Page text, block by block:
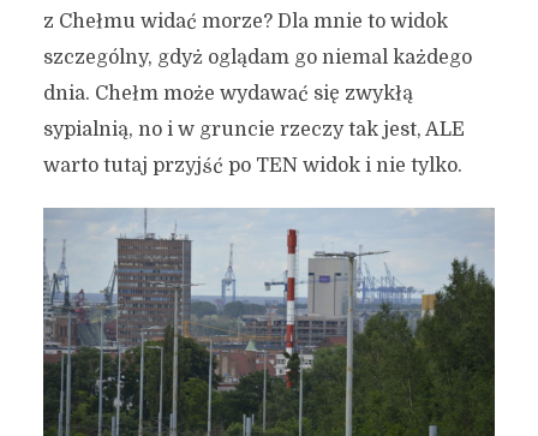
z Chełmu widać morze? Dla mnie to widok
szczególny, gdyż oglądam go niemal każdego
dnia. Chełm może wydawać się zwykłą
sypialnią, no i w gruncie rzeczy tak jest, ALE
warto tutaj przyjść po TEN widok i nie tylko.